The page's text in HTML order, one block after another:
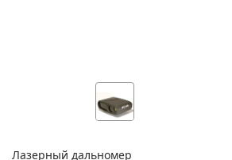
Лазерный дальномер